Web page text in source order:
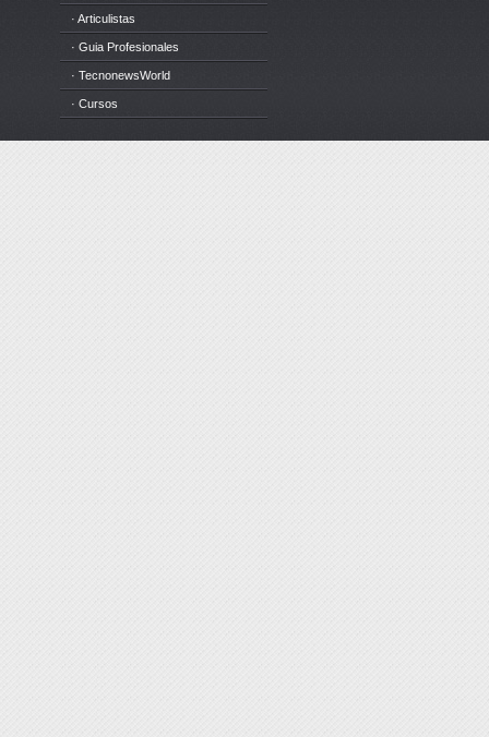
· Articulistas
· Guia Profesionales
· TecnonewsWorld
· Cursos